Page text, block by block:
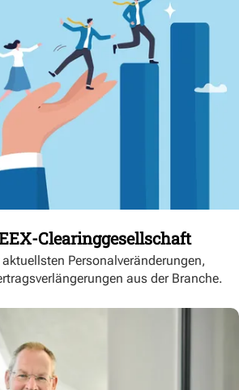
Clearinggesellschaft
Personalveränderungen,
aus der Branche.